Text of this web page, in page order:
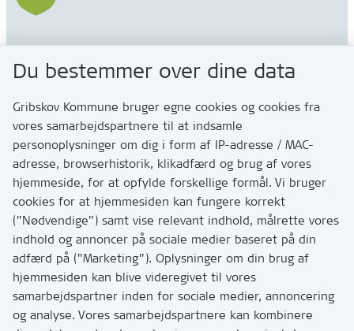
Gribskov Kommune
Rådhusvej 3
3200 Helsinge
Kontakt
Skriv til os via Digital Post
Har du brug for at komme i kontakt med os? Se her
hvordan
Tip os om huller i vejen eller andet
T:7249 6000
Bemærk: vi har mange opkald mellem kl. 10 og 11
Du bestemmer over dine data
Gribskov Kommune bruger egne cookies og cookies fra
vores samarbejdspartnere til at indsamle
personoplysninger om dig i form af IP-adresse / MAC-
adresse, browserhistorik, klikadfærd og brug af vores
hjemmeside, for at opfylde forskellige formål. Vi bruger
cookies for at hjemmesiden kan fungere korrekt
(”Nødvendige”) samt vise relevant indhold, målrette vores
indhold og annoncer på sociale medier baseret på din
adfærd på (”Marketing”). Oplysninger om din brug af
hjemmesiden kan blive videregivet til vores
samarbejdspartner inden for sociale medier, annoncering
og analyse. Vores samarbejdspartnere kan kombinere